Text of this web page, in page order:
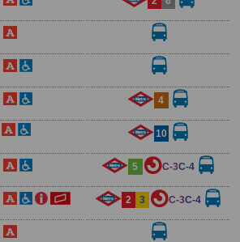
4
10
5 C-3C-4
2 3 C-3C-4